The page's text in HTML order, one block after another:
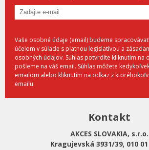
Vaše osobné údaje (email) budeme
účelom v súlade s platnou legislatívou a
osobných údajov. Súhlas potvrdíte kliknutím na
pošleme na váš email. Súhlas môžete
emailom alebo kliknutím na odkaz z
emailu.
Kontakt
AKCES SLOVAKIA, s.r.o.
Kragujevská 3931/39, 010